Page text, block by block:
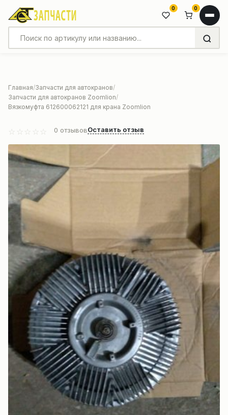
0 0
Главная Запчасти для автокранов
Запчасти для автокранов Zoomlion
Вязкомуфта 612600062121 для крана Zoomlion
0 отзывовОставить отзыв